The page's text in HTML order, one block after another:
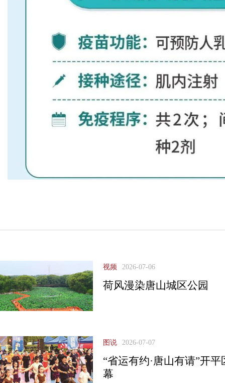
视频 2026-07-06
荷风漫染唐山城区公园
图说 2026-07-07
“省运有约·唐山有请”开
幕